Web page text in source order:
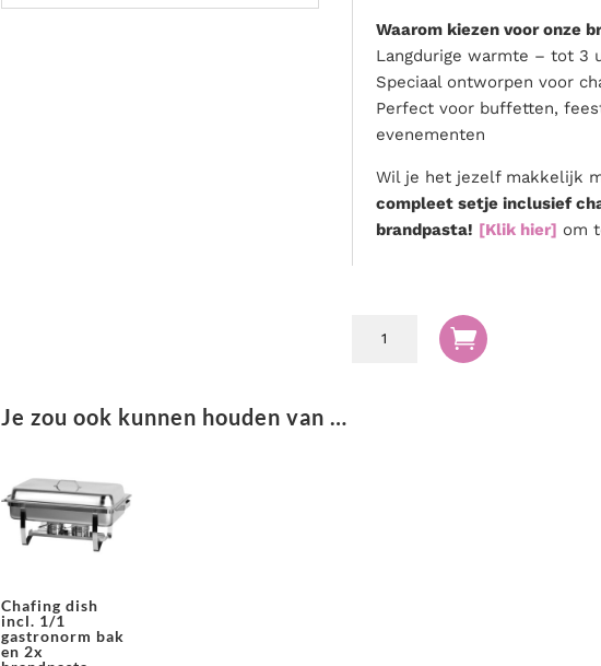
Waarom kiezen voor onze
Langdurige warmte – tot 3
Speciaal ontworpen voor
Perfect voor buffetten,
evenementen
Wil je het jezelf makkelijk
compleet setje inclusief
brandpasta! [Klik hier] om

Je zou ook kunnen houden van …
Chafing dish
incl. 1/1
gastronorm bak
en 2x